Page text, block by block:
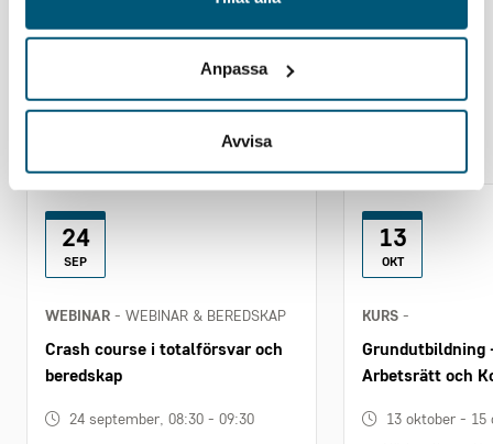
Anpassa
Avvisa
Kommande evenemang
24
SEP
WEBINAR - WEBINAR & BEREDSKAP
Crash course i totalförsvar och
beredskap
24 september, 08:30 - 09:30
13
OKT
KURS -
Grundutbildning
Arbetsrätt och
13 oktober - 15